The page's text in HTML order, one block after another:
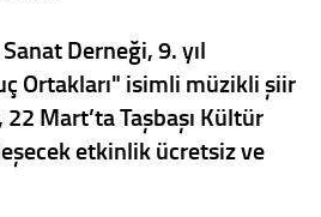
Derneği, 9. yıl
Ortakları" isimli müzikli şiir
Mart’ta Taşbaşı Kültür
etkinlik ücretsiz ve